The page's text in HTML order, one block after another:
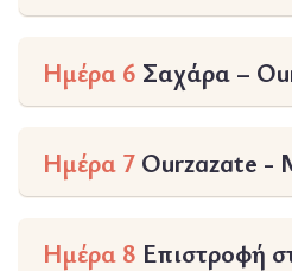
Ημέρα 6 Σαχάρα –
Ημέρα 7 Ourzazate -
Ημέρα 8 Επιστροφή